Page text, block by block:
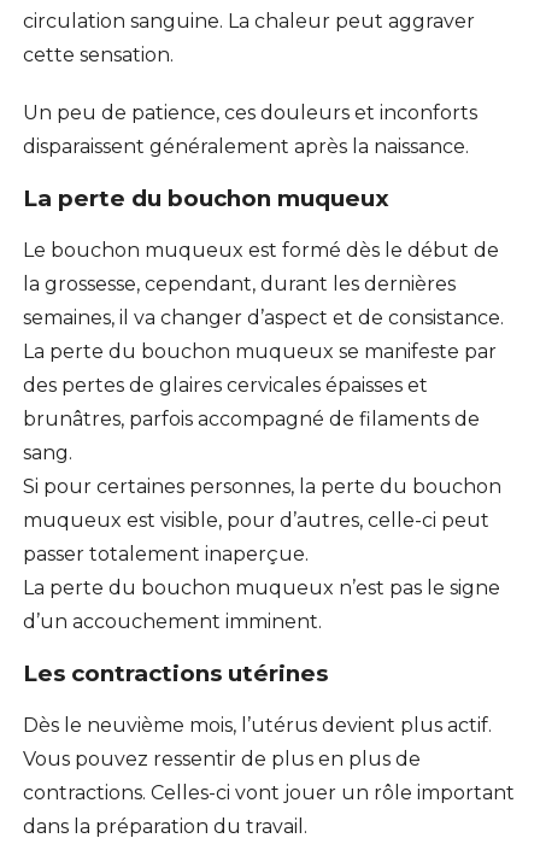
circulation sanguine. La chaleur peut aggraver
cette sensation.
Un peu de patience, ces douleurs et inconforts
disparaissent généralement après la naissance.
La perte du bouchon muqueux
Le bouchon muqueux est formé dès le début de
la grossesse, cependant, durant les dernières
semaines, il va changer d’aspect et de consistance.
La perte du bouchon muqueux se manifeste par
des pertes de glaires cervicales épaisses et
brunâtres, parfois accompagné de filaments de
sang.
Si pour certaines personnes, la perte du bouchon
muqueux est visible, pour d’autres, celle-ci peut
passer totalement inaperçue.
La perte du bouchon muqueux n’est pas le signe
d’un accouchement imminent.
Les contractions utérines
Dès le neuvième mois, l’utérus devient plus actif.
Vous pouvez ressentir de plus en plus de
contractions. Celles-ci vont jouer un rôle important
dans la préparation du travail.